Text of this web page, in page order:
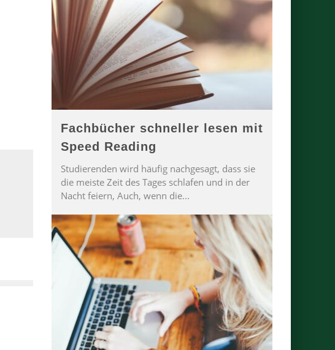
Fachbücher schneller lesen mit
Speed Reading
Studierenden wird häufig nachgesagt, dass sie
die meiste Zeit des Tages schlafen und in der
Nacht feiern, Auch, wenn die...